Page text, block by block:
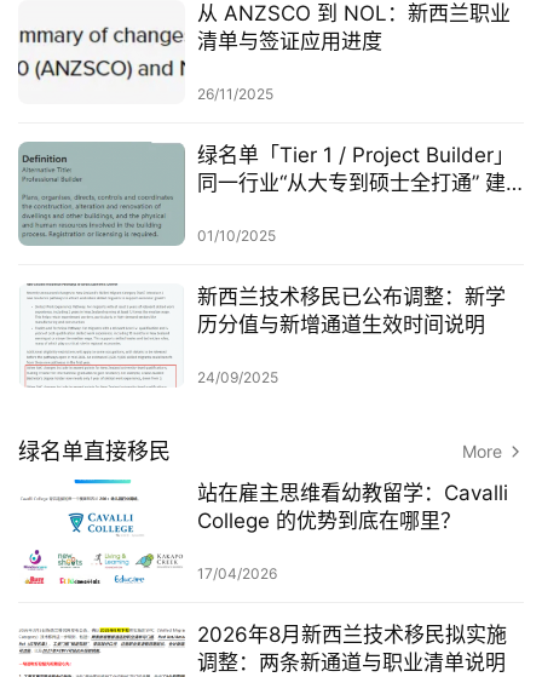
从 ANZSCO 到 NOL：新西兰职业
清单与签证应用进度
26/11/2025
绿名单「Tier 1 / Project Builder」
同一行业“从大专到硕士全打通” 建
01/10/2025
新西兰技术移民已公布调整：新学
历分值与新增通道生效时间说明
24/09/2025
绿名单直接移民 More
站在雇主思维看幼教留学：Cavalli
College 的优势到底在哪里？
17/04/2026
2026年8月新西兰技术移民拟实施
调整：两条新通道与职业清单说明